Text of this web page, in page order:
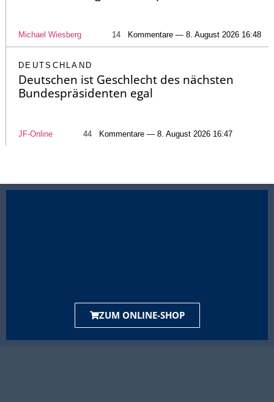
Michael Wiesberg 14 Kommentare — 8. August 2026 16:48
DEUTSCHLAND
Deutschen ist Geschlecht des nächsten
Bundespräsidenten egal
JF-Online 44 Kommentare — 8. August 2026 16:47
ZUM ONLINE-SHOP